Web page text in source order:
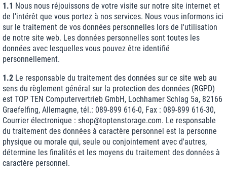
1.1 Nous nous réjouissons de votre visite sur notre site internet et
de l’intérêt que vous portez à nos services. Nous vous informons ici
sur le traitement de vos données personnelles lors de l'utilisation
de notre site web. Les données personnelles sont toutes les
données avec lesquelles vous pouvez être identifié
personnellement.
1.2 Le responsable du traitement des données sur ce site web au
sens du règlement général sur la protection des données (RGPD)
est TOP TEN Computervertrieb GmbH, Lochhamer Schlag 5a, 82166
Graefelfing, Allemagne, tél.: 089-899 616-0, Fax : 089-899 616-30,
Courrier électronique : shop@toptenstorage.com. Le responsable
du traitement des données à caractère personnel est la personne
physique ou morale qui, seule ou conjointement avec d'autres,
détermine les finalités et les moyens du traitement des données à
caractère personnel.